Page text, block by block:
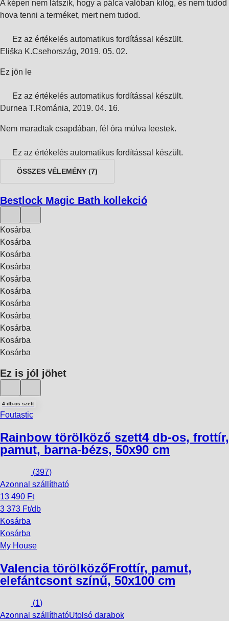
A képen nem látszik, hogy a pálca valóban kilóg, és nem tudod
hova tenni a terméket, mert nem tudod.
Ez az értékelés automatikus fordítással készült.
Eliška K.Csehország, 2019. 05. 02.
Ez jön le
Ez az értékelés automatikus fordítással készült.
Durnea T.Románia, 2019. 04. 16.
Nem maradtak csapdában, fél óra múlva leestek.
Ez az értékelés automatikus fordítással készült.
ÖSSZES VÉLEMÉNY (7)
Bestlock Magic Bath kollekció
Kosárba
Kosárba
Kosárba
Kosárba
Kosárba
Kosárba
Kosárba
Kosárba
Kosárba
Kosárba
Kosárba
Ez is jól jöhet
4 db-os szett
Foutastic
Rainbow törölköző szett4 db-os, frottír,
pamut, barna-bézs, 50x90 cm
(397)
Azonnal szállítható
13 490 Ft
3 373 Ft/db
Kosárba
Kosárba
My House
Valencia törölközőFrottír, pamut,
elefántcsont színű, 50x100 cm
(1)
Azonnal szállíthatóUtolsó darabok